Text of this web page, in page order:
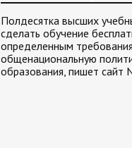
Полдесятка высших
сделать обучение
определенным
общенациональную
образования, пишет сайт